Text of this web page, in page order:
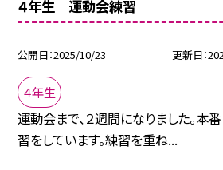
４年生 運動会練習
公開日 2025/10/23 更新日
４年生
運動会まで、２週間になりました。本
習をしています。練習を重ね...